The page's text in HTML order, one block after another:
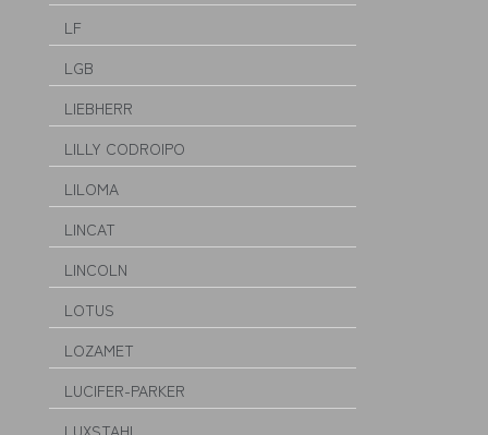
LF
LGB
LIEBHERR
LILLY CODROIPO
LILOMA
LINCAT
LINCOLN
LOTUS
LOZAMET
LUCIFER-PARKER
LUXSTAHL